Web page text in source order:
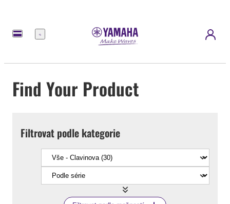
Nabídka
Find Your Product
Filtrovat podle kategorie